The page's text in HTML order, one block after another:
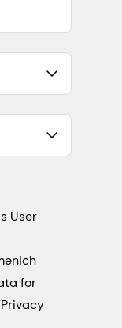
California, US
User
for